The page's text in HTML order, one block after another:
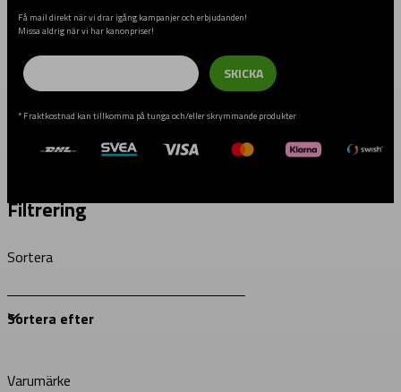
Få mail direkt när vi drar igång kampanjer och erbjudanden!
Missa aldrig när vi har kanonpriser!
Email
SKICKA
* Fraktkostnad kan tillkomma på tunga och/eller skrymmande produkter
Filtrering
Sortera
Varumärke